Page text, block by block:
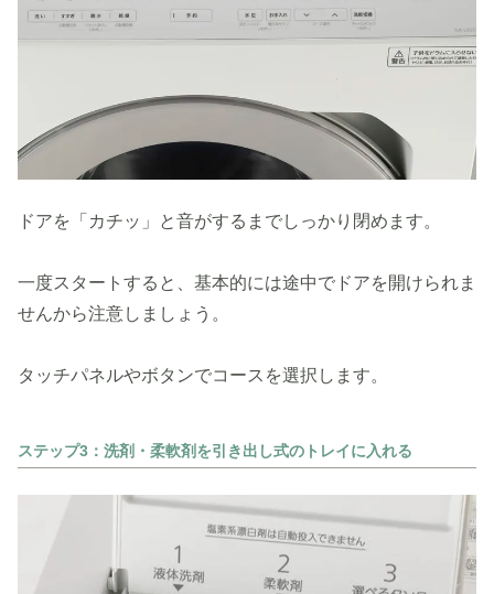
ドアを「カチッ」と音がするまでしっかり閉めます。
一度スタートすると、基本的には途中でドアを開けられま
せんから注意しましょう。
タッチパネルやボタンでコースを選択します。
ステップ3：洗剤・柔軟剤を引き出し式のトレイに入れる